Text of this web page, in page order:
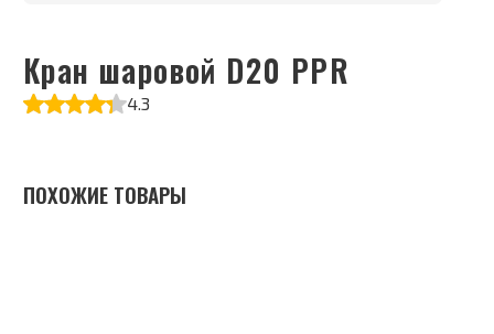
Кран шаровой D20 PPR
4.3
ПОХОЖИЕ ТОВАРЫ